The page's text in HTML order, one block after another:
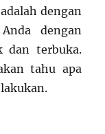
dengan
dengan
dan terbuka.
tahu apa